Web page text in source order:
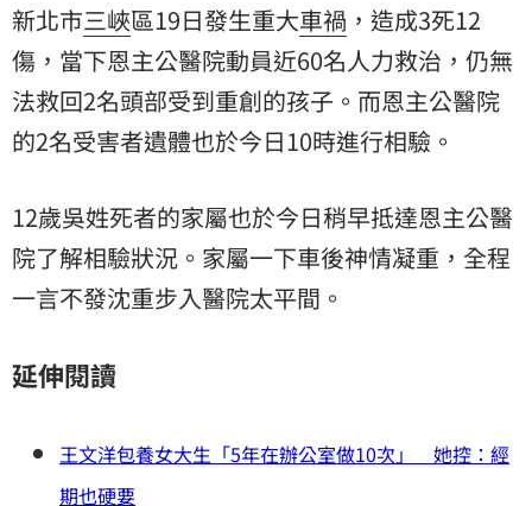
新北市三峽區19日發生重大車禍 ，造成3死12
傷，當下恩主公醫院動員近60名人力救治，仍無
法救回2名頭部受到重創的孩子。而恩主公醫院
的2名受害者遺體也於今日10時進行相驗。
12歲吳姓死者的家屬也於今日稍早抵達恩主公醫
院了解相驗狀況。家屬一下車後神情凝重，全程
一言不發沈重步入醫院太平間。
延伸閱讀
王文洋包養女大生「5年在辦公室做10次」 她控：經
期也硬要